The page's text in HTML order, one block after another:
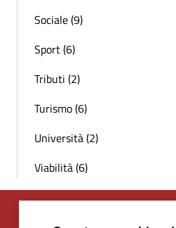
Sociale (9)
Sport (6)
Tributi (2)
Turismo (6)
Università (2)
Viabilità (6)